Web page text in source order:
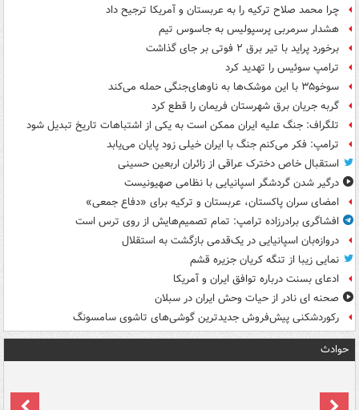
چرا محمد صلاح ترکیه را به عربستان و آمریکا ترجیح داد
هشدار سرمربی پرسپولیس به جاسوس تیم
برخورد پراید با تیر برق ۲ فوتی بر جای گذاشت
ترامپ سوئیس را تهدید کرد
سوخو۳۵ با این موشک‌ها به ناوهای‌جنگی حمله می‌کند
گربه جریان برق شهرستان فریمان را قطع کرد
تلگراف: جنگ علیه ایران ممکن است به یکی از اشتباهات تاریخ تبدیل شود
ترامپ: فکر می‌کنم جنگ با ایران خیلی زود پایان می‌یابد
استقبال خاص دخترک عراقی از زائران اربعین حسینی
درگیر شدن گردشگر اسپانیایی با نظامی صهیونیست
امضای سران پاکستان، عربستان و ترکیه برای «دفاع جمعی»
افشاگری برادرزاده ترامپ: تمام تصمیم‌هایش از روی ترس است
دروازه‌بان اسپانیایی در یک‌قدمی بازگشت به استقلال
نمایی زیبا از تنگه کریان جزیره قشم
ادعای بسنت درباره توافق ایران و آمریکا
صحنه ای نادر از حیات وحش ایران در سبلان
رکوردشکنی پیش‌فروش جدیدترین گوشی‌های تاشوی سامسونگ
حوادث